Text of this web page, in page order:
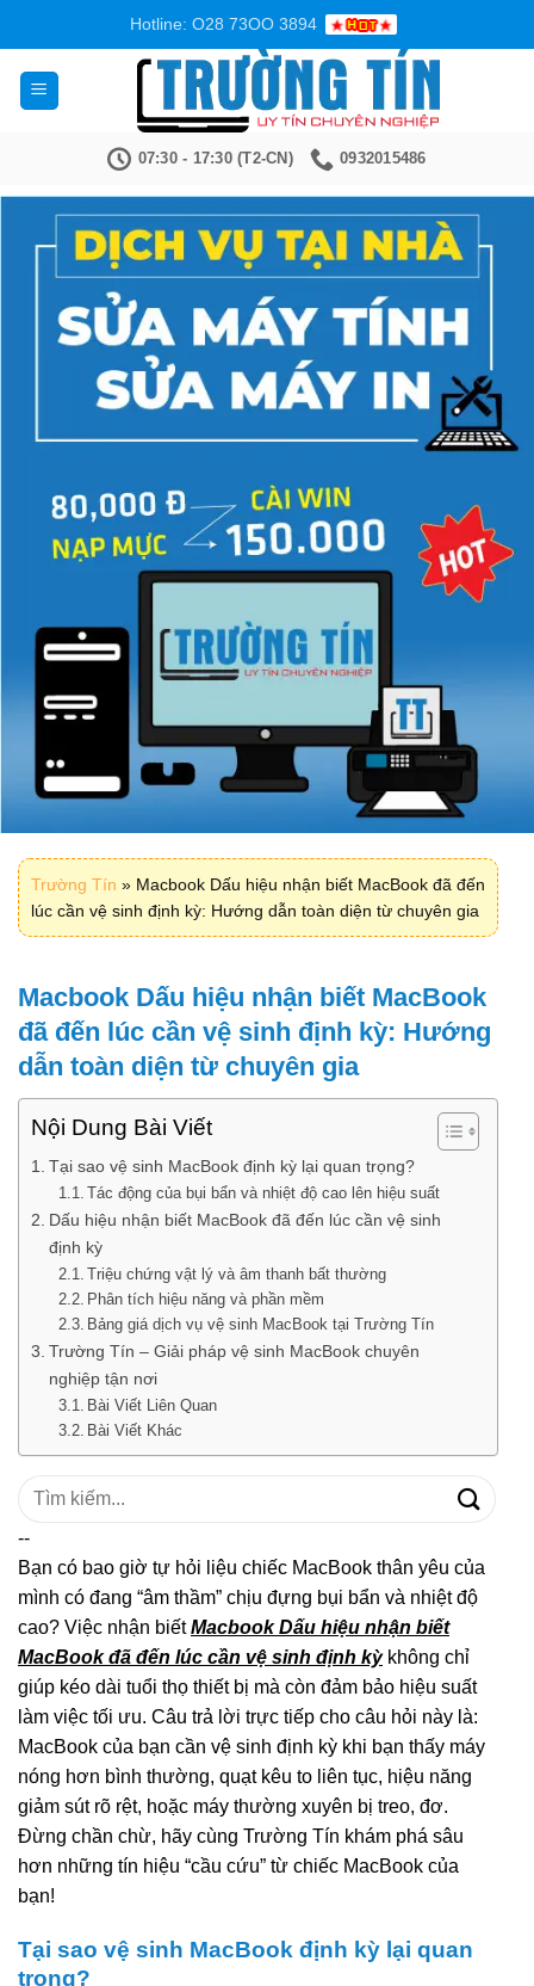
nội
dung
Hotline: O28 73OO 3894
07:30 - 17:30 (T2-CN) 0932015486
Trường Tín » Macbook Dấu hiệu nhận biết MacBook đã đến
lúc cần vệ sinh định kỳ: Hướng dẫn toàn diện từ chuyên gia
Macbook Dấu hiệu nhận biết MacBook
đã đến lúc cần vệ sinh định kỳ: Hướng
dẫn toàn diện từ chuyên gia
Nội Dung Bài Viết
Tại sao vệ sinh MacBook định kỳ lại quan trọng?
Tác động của bụi bẩn và nhiệt độ cao lên hiệu suất
Dấu hiệu nhận biết MacBook đã đến lúc cần vệ sinh
định kỳ
Triệu chứng vật lý và âm thanh bất thường
Phân tích hiệu năng và phần mềm
Bảng giá dịch vụ vệ sinh MacBook tại Trường Tín
Trường Tín – Giải pháp vệ sinh MacBook chuyên
nghiệp tận nơi
Bài Viết Liên Quan
Bài Viết Khác
Tìm
--
Bạn có bao giờ tự hỏi liệu chiếc MacBook thân yêu của
mình có đang “âm thầm” chịu đựng bụi bẩn và nhiệt độ
cao? Việc nhận biếtMacbook Dấu hiệu nhận biết
MacBook đã đến lúc cần vệ sinh định kỳkhông chỉ
giúp kéo dài tuổi thọ thiết bị mà còn đảm bảo hiệu suất
làm việc tối ưu. Câu trả lời trực tiếp cho câu hỏi này là:
MacBook của bạn cần vệ sinh định kỳ khi bạn thấy máy
nóng hơn bình thường, quạt kêu to liên tục, hiệu năng
giảm sút rõ rệt, hoặc máy thường xuyên bị treo, đơ.
Đừng chần chừ, hãy cùng Trường Tín khám phá sâu
hơn những tín hiệu “cầu cứu” từ chiếc MacBook của
bạn!
Tại sao vệ sinh MacBook định kỳ lại quan
trọng?